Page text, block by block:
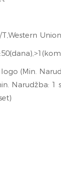
T,Western
(Min.
Narudžba: 1